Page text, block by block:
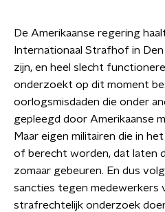
De Amerikaanse regering
Internationaal Strafhof in
zijn, en heel slecht
onderzoekt op dit moment
oorlogsmisdaden die onder
gepleegd door Amerikaanse
Maar eigen militairen die in
of berecht worden, dat laten
zomaar gebeuren. En dus
sancties tegen medewerkers
strafrechtelijk onderzoek